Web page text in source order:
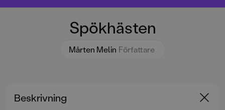
Spökhästen
Mårten Melin Författare
Beskrivning